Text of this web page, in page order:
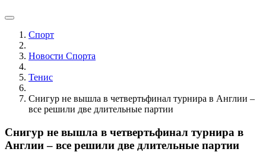
Спорт
Новости Cпорта
Тенис
Снигур не вышла в четвертьфинал турнира в Англии –
все решили две длительные партии
Снигур не вышла в четвертьфинал турнира в
Англии – все решили две длительные партии